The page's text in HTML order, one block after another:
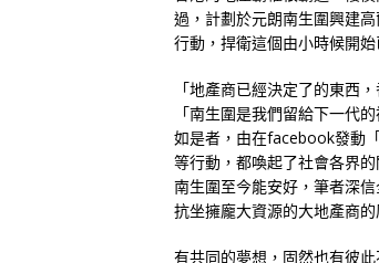
過，計劃於元朗南生圍興建
行動，捍衛這個由小時候開始
「地產商已經決定了的東西
「南生圍是我們留給下一代
如是者，由在facebook發動
等行動，都喚起了社會各界
南生圍至今能安好，筆者深
抗坐擁龐大資源的大地產商的
有共同的夢想，固然也有彼此